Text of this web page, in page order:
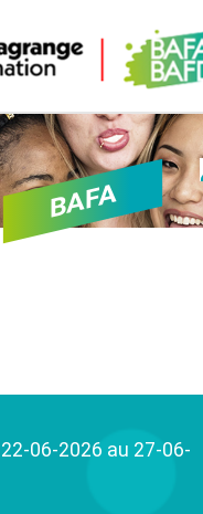
BAFA
22-06-2026 au 27-06-